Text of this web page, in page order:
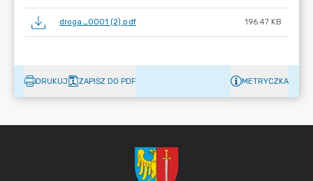
droga_0001 (2).pdf 196.47 KB
DRUKUJ ZAPISZ DO PDF METRYCZKA